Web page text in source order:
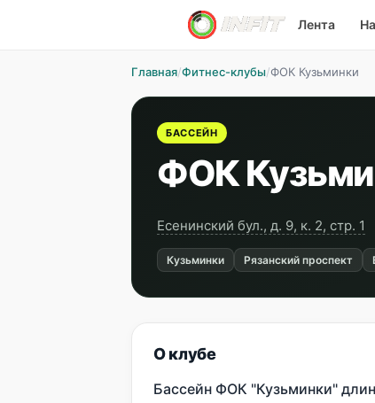
Лента
Главная/Фитнес-клубы/ФОК Кузьминки
БАССЕЙН
ФОК
Есенинский бул., д. 9, к. 2, стр. 1
Кузьминки Рязанский проспект
О клубе
Бассейн ФОК "Кузьминки"